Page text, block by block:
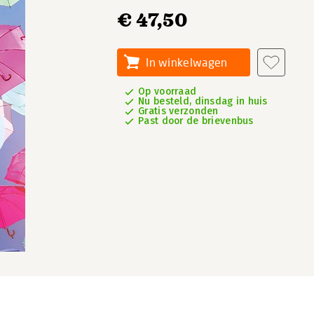
€ 47,50
In winkelwagen
Op voorraad
Nu besteld, dinsdag in huis
Gratis verzonden
Past door de brievenbus